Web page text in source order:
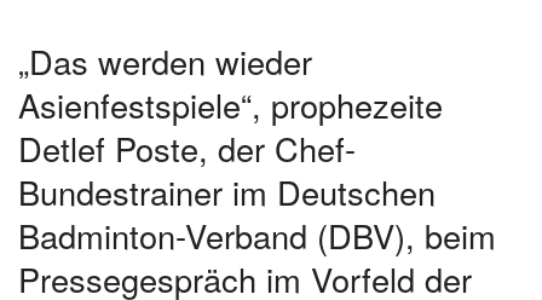
„Das werden wieder
Asienfestspiele“, prophezeite
Detlef Poste, der Chef-
Bundestrainer im Deutschen
Badminton-Verband (DBV), beim
Pressegespräch im Vorfeld der